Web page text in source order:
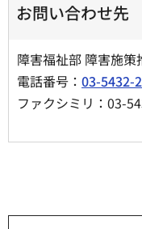
お問い合わせ先
障害福祉部 障害施
電話番号： 03-5432-
ファクシミリ：03-